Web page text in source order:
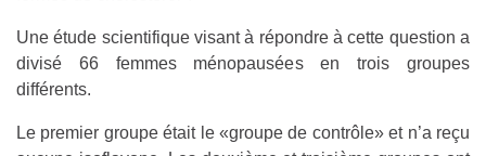
Une étude scientifique visant à répondre à cette question a
divisé 66 femmes ménopausées en trois groupes
différents.
Le premier groupe était le «groupe de contrôle» et n’a reçu